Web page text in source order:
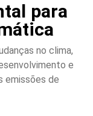
para
no clima,
e
emissões de